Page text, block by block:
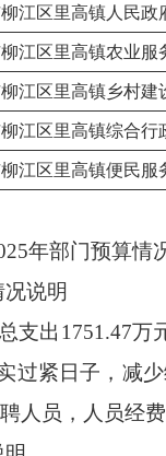
江区里高镇人民政
江区里高镇农业服
江区里高镇乡村建
江区里高镇综合行
江区里高镇便民服
年部门预算情
说明
支出1751.47
过紧日子，减
人员，人员经费